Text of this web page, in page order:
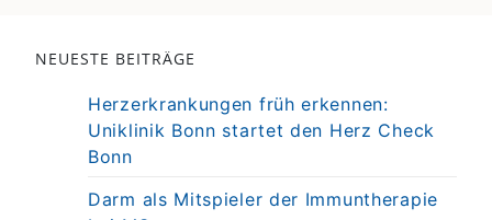
NEUESTE BEITRÄGE
Herzerkrankungen früh erkennen:
Uniklinik Bonn startet den Herz Check
Bonn
Darm als Mitspieler der Immuntherapie